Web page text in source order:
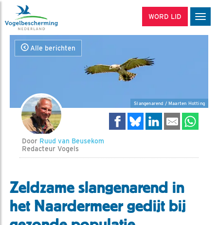
WORD LID
Alle berichten
Slangenarend / Maarten Hotting
Door Ruud van Beusekom
Redacteur Vogels
Zeldzame slangenarend in
het Naardermeer gedijt bij